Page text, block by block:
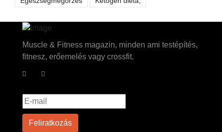
Muscle & Fitness magazin, minden ami testépítés,
fitnesz, erőemelés vagy crossfit.